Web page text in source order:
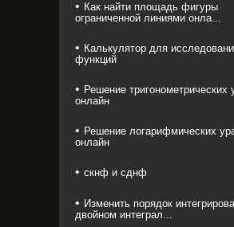
Как найти площадь фигуры
ограниченной линиями онла...
Калькулятор для
функций
Решение тригонометрических
онлайн
Решение логарифмических
онлайн
скнф и сднф
Изменить порядок
двойном интеграл...